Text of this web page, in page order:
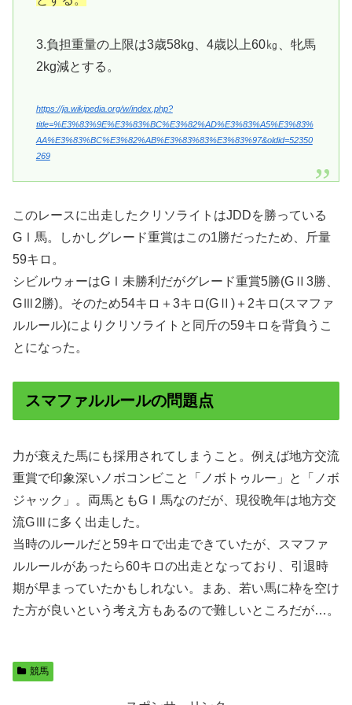
3.負担重量の上限は3歳58kg、4歳以上60㎏、牝馬
2kg減とする。
https://ja.wikipedia.org/w/index.php?
title=%E3%83%9E%E3%83%BC%E3%82%AD%E3%83%A5%E3%83%
AA%E3%83%BC%E3%82%AB%E3%83%83%E3%83%97&oldid=52350
269
このレースに出走したクリソライトはJDDを勝っている
GⅠ馬。しかしグレード重賞はこの1勝だったため、斤量
59キロ。
シビルウォーはGⅠ未勝利だがグレード重賞5勝(GⅡ3勝、
GⅢ2勝)。そのため54キロ＋3キロ(GⅡ)＋2キロ(スマファ
ルルール)によりクリソライトと同斤の59キロを背負うこ
とになった。
スマファルルールの問題点
力が衰えた馬にも採用されてしまうこと。例えば地方交流
重賞で印象深いノボコンビこと「ノボトゥルー」と「ノボ
ジャック」。両馬ともGⅠ馬なのだが、現役晩年は地方交
流GⅢに多く出走した。
当時のルールだと59キロで出走できていたが、スマファ
ルルールがあったら60キロの出走となっており、引退時
期が早まっていたかもしれない。まあ、若い馬に枠を空け
た方が良いという考え方もあるので難しいところだが…。
競馬